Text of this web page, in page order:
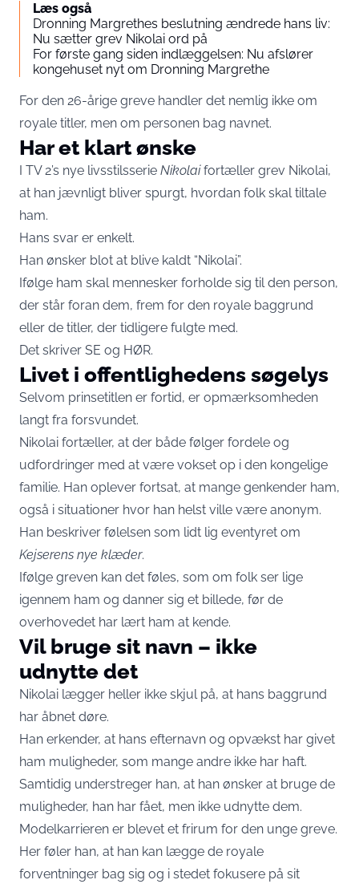
Læs også
Dronning Margrethes beslutning ændrede hans liv:
Nu sætter grev Nikolai ord på
For første gang siden indlæggelsen: Nu afslører
kongehuset nyt om Dronning Margrethe
For den 26-årige greve handler det nemlig ikke om
royale titler, men om personen bag navnet.
Har et klart ønske
I TV 2’s nye livsstilsserie Nikolaifortæller grev Nikolai,
at han jævnligt bliver spurgt, hvordan folk skal tiltale
ham.
Hans svar er enkelt.
Han ønsker blot at blive kaldt “Nikolai”.
Ifølge ham skal mennesker forholde sig til den person,
der står foran dem, frem for den royale baggrund
eller de titler, der tidligere fulgte med.
Det skriver SE og HØR.
Livet i offentlighedens søgelys
Selvom prinsetitlen er fortid, er opmærksomheden
langt fra forsvundet.
Nikolai fortæller, at der både følger fordele og
udfordringer med at være vokset op i den kongelige
familie. Han oplever fortsat, at mange genkender ham,
også i situationer hvor han helst ville være anonym.
Han beskriver følelsen som lidt lig eventyret om
Kejserens nye klæder.
Ifølge greven kan det føles, som om folk ser lige
igennem ham og danner sig et billede, før de
overhovedet har lært ham at kende.
Vil bruge sit navn – ikke
udnytte det
Nikolai lægger heller ikke skjul på, at hans baggrund
har åbnet døre.
Han erkender, at hans efternavn og opvækst har givet
ham muligheder, som mange andre ikke har haft.
Samtidig understreger han, at han ønsker at bruge de
muligheder, han har fået, men ikke udnytte dem.
Modelkarrieren er blevet et frirum for den unge greve.
Her føler han, at han kan lægge de royale
forventninger bag sig og i stedet fokusere på sit